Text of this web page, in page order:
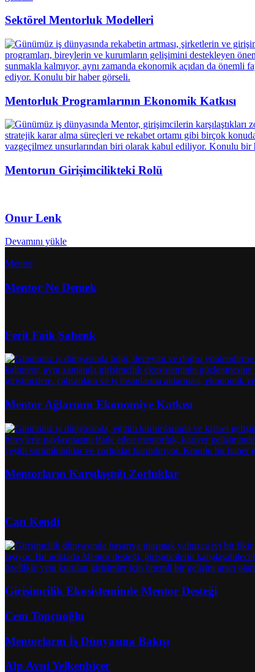
Sektörel Mentorluk Modelleri
Mentorluk Programlarının Ekonomik Katkısı
Mentorun Girişimcilikteki Rolü
Onur Lenk
Devamını yükle
Mentor
Mentor Ne Demek
Ferit Faik Şahenk
Mentor Ağlarının Ekonomiye Katkısı
Mentorların Karşılaştığı Zorluklar
Can Kendi
Girişimcilik Ekosisteminde Mentor Desteği
Cem Topçuoğlu
Mentorların İş Dünyasına Bakışı
Alp Avni Yelkenbiçer